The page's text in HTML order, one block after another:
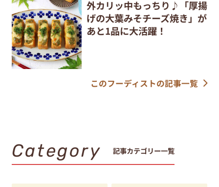
外カリッ中もっちり♪「厚揚
げの大葉みそチーズ焼き」が
あと1品に大活躍！
このフーディストの記事一覧
Category 記事カテゴリー一覧